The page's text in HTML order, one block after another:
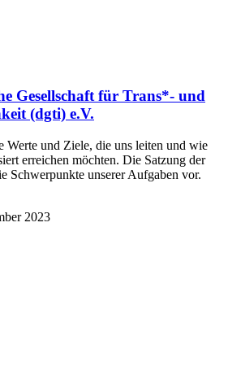
Gesellschaft für Trans*- und
(dgti) e.V.
Werte und Ziele, die uns leiten und wie
erreichen möchten. Die Satzung der
Schwerpunkte unserer Aufgaben vor.
2023